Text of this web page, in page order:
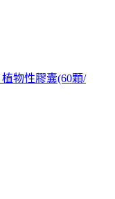
植物性膠囊(60顆/